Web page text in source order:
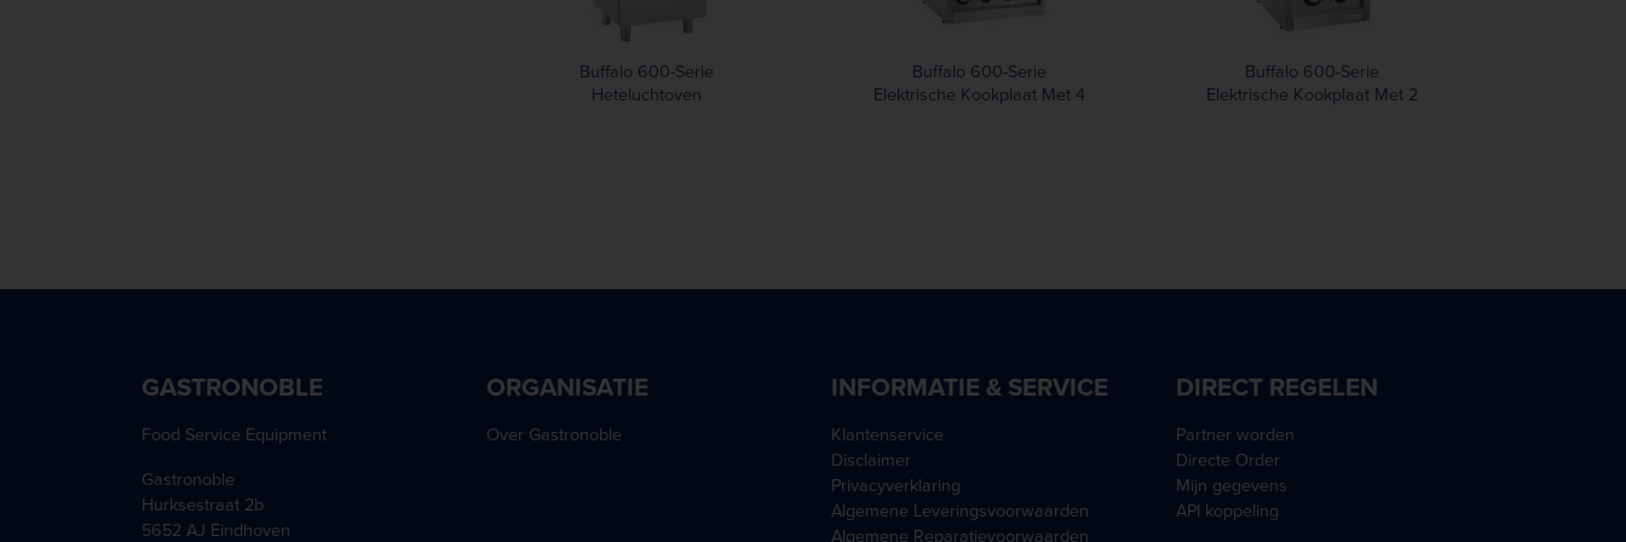
Buffalo 600-Serie
Heteluchtoven
Buffalo 600-Serie
Elektrische Kookplaat Met 4
Buffalo 600-Serie
Elektrische Kookplaat Met 2
GASTRONOBLE
Food Service Equipment
Gastronoble
Hurksestraat 2b
5652 AJ Eindhoven
ORGANISATIE
Over Gastronoble
INFORMATIE & SERVICE
Klantenservice
Disclaimer
Privacyverklaring
Algemene Leveringsvoorwaarden
Algemene Reparatievoorwaarden
DIRECT REGELEN
Partner worden
Directe Order
Mijn gegevens
API koppeling